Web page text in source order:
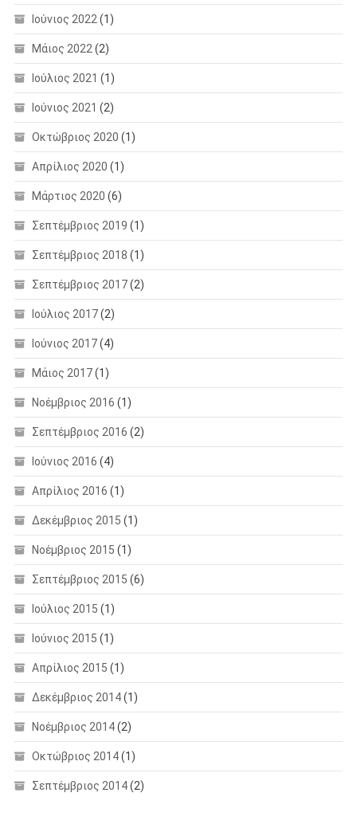
Ιούνιος 2022(1)
Μάιος 2022(2)
Ιούλιος 2021 (1)
Ιούνιος 2021 (2)
Οκτώβριος 2020 (1)
Απρίλιος 2020 (1)
Μάρτιος 2020 (6)
Σεπτέμβριος 2019 (1)
Σεπτέμβριος 2018 (1)
Σεπτέμβριος 2017(2)
Ιούλιος 2017(2)
Ιούνιος 2017(4)
Μάιος 2017(1)
Νοέμβριος 2016 (1)
Σεπτέμβριος 2016 (2)
Ιούνιος 2016 (4)
Απρίλιος 2016 (1)
Δεκέμβριος 2015 (1)
Νοέμβριος 2015 (1)
Σεπτέμβριος 2015 (6)
Ιούλιος 2015 (1)
Ιούνιος 2015 (1)
Απρίλιος 2015 (1)
Δεκέμβριος 2014(1)
Νοέμβριος 2014(2)
Οκτώβριος 2014(1)
Σεπτέμβριος 2014(2)